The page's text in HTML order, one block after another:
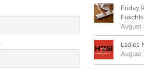
Friday
August
Ladies
August